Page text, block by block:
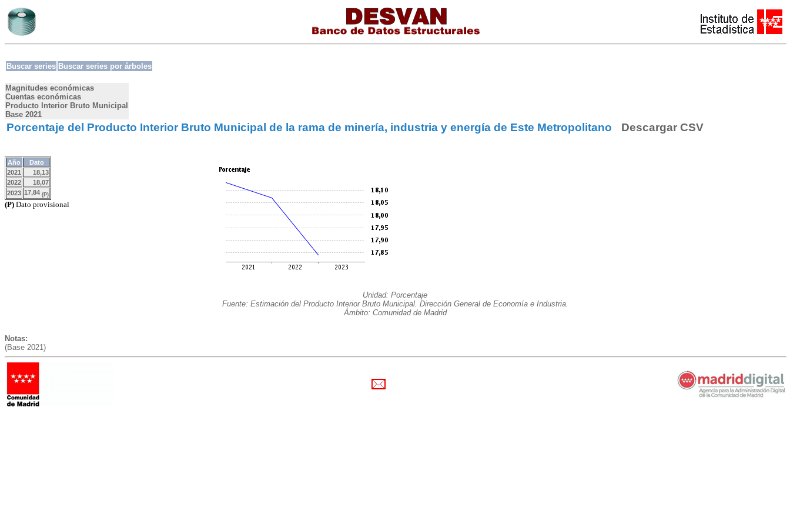
Buscar series Buscar series por árboles
Magnitudes económicas
Cuentas económicas
Producto Interior Bruto Municipal
Base 2021
Porcentaje del Producto Interior Bruto Municipal de la rama de minería, industria y energía de Este Metropolitano Descargar CSV
Año
Dato
2021
18,13
2022
18,07
2023 17,84 (P)
(P) Dato provisional
Unidad: Porcentaje
Fuente: Estimación del Producto Interior Bruto Municipal. Dirección General de Economía e Industria.
Ámbito: Comunidad de Madrid
Notas:
(Base 2021)